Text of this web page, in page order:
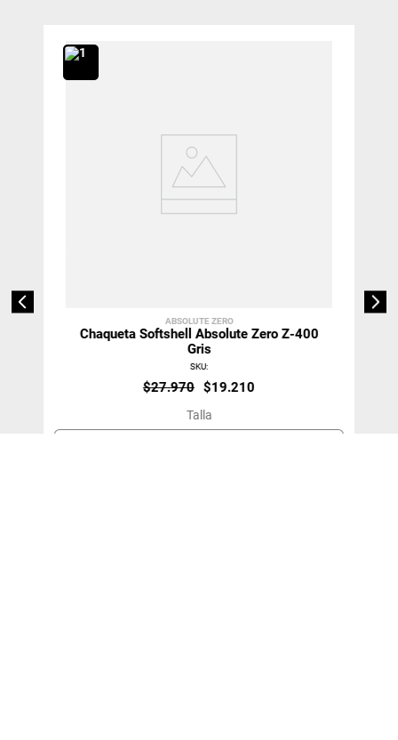
ABSOLUTE ZERO
Chaqueta Softshell Absolute Zero Z-400
Gris
SKU:
$27.970 $19.210
Talla